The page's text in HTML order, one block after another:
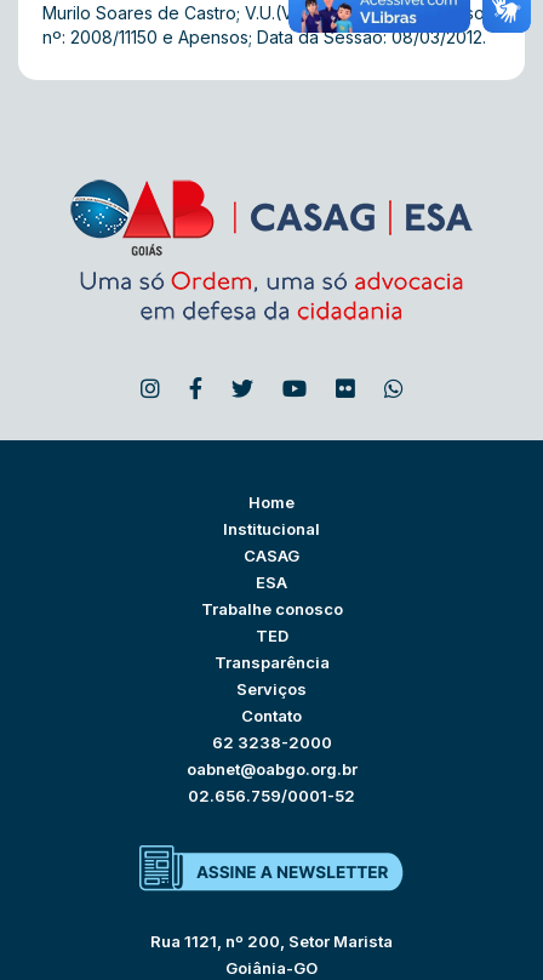
Murilo Soares de Castro; V.U.(Voto Unânime); Processo
nº: 2008/11150 e Apensos; Data da Sessão: 08/03/2012.
Home
Institucional
CASAG
ESA
Trabalhe conosco
TED
Transparência
Serviços
Contato
62 3238-2000
oabnet@oabgo.org.br
02.656.759/0001-52
Rua 1121, nº 200, Setor Marista
Goiânia-GO